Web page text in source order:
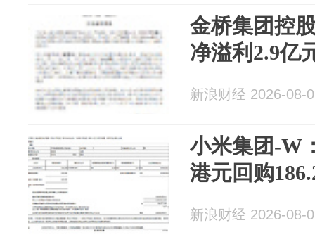
金桥集团控
净溢利2.9亿
新浪财经 2026-08-
小米集团-W
港元回购
新浪财经 2026-08-